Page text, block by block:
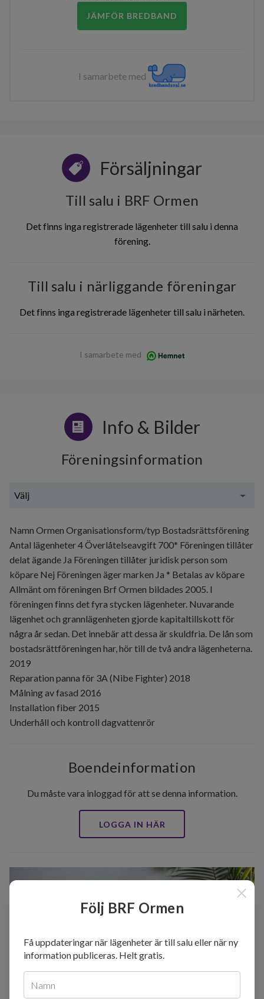
Följ BRF Ormen
Få uppdateringar när lägenheter är till salu eller när ny
information publiceras. Helt gratis.
Namn
JÄMFÖR BREDBAND
I samarbete med
Försäljningar
Till salu i BRF Ormen
Det finns inga registrerade lägenheter till salu i denna
förening.
Till salu i närliggande föreningar
Det finns inga registrerade lägenheter till salu i närheten.
I samarbete med
Info & Bilder
Föreningsinformation
Välj
Namn Ormen Organisationsform/typ Bostadsrättsförening
Antal lägenheter 4 Överlåtelseavgift 700* Föreningen tillåter
delat ägande Ja Föreningen tillåter juridisk person som
köpare Nej Föreningen äger marken Ja * Betalas av köpare
Allmänt om föreningen Brf Ormen bildades 2005. I
föreningen finns det fyra stycken lägenheter. Nuvarande
lägenhet och grannlägenheten gjorde kapitaltillskott för
några år sedan. Det innebär att dessa är skuldfria. De lån som
bostadsrättföreningen har, hör till de två andra lägenheterna.
2019
Reparation panna för 3A (Nibe Fighter) 2018
Målning av fasad 2016
Installation fiber 2015
Underhåll och kontroll dagvattenrör
Boendeinformation
Du måste vara inloggad för att se denna information.
LOGGA IN HÄR